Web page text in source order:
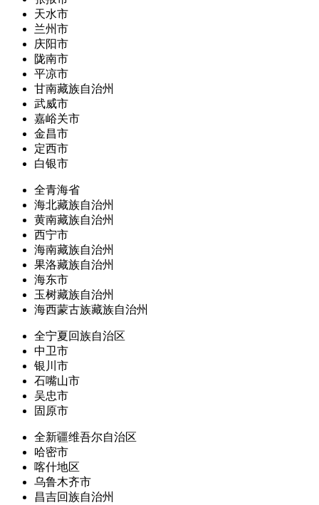
天水市
兰州市
庆阳市
陇南市
平凉市
甘南藏族自治州
武威市
嘉峪关市
金昌市
定西市
白银市
全青海省
海北藏族自治州
黄南藏族自治州
西宁市
海南藏族自治州
果洛藏族自治州
海东市
玉树藏族自治州
海西蒙古族藏族自治州
全宁夏回族自治区
中卫市
银川市
石嘴山市
吴忠市
固原市
全新疆维吾尔自治区
哈密市
喀什地区
乌鲁木齐市
昌吉回族自治州